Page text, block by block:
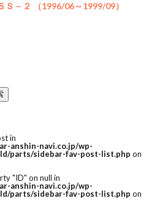
Ｓ－２ （1996/06～1999/09）
in
anshin-navi.co.jp/wp-
parts/sidebar-fav-post-list.php on
"ID" on null in
anshin-navi.co.jp/wp-
parts/sidebar-fav-post-list.php on